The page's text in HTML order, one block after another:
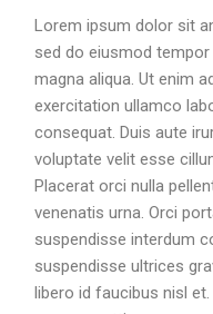
Lorem ipsum dolor sit
sed do eiusmod
magna aliqua. Ut enim
exercitation ullamco
consequat. Duis aute
voluptate velit esse
Placerat orci nulla
venenatis urna. Orci
suspendisse interdum
suspendisse ultrices
libero id faucibus nisl